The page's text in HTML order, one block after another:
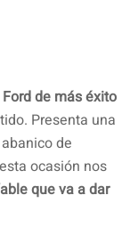
de más éxito
Presenta una
de
ocasión nos
que va a dar